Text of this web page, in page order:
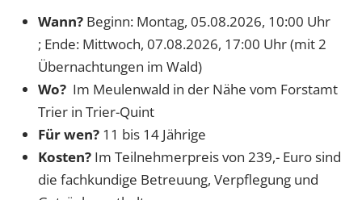
Wann? Beginn: Montag, 05.08.2026, 10:00 Uhr
; Ende: Mittwoch, 07.08.2026, 17:00 Uhr (mit 2
Übernachtungen im Wald)
Wo? Im Meulenwald in der Nähe vom Forstamt
Trier in Trier-Quint
Für wen? 11 bis 14 Jährige
Kosten? Im Teilnehmerpreis von 239,- Euro sind
die fachkundige Betreuung, Verpflegung und